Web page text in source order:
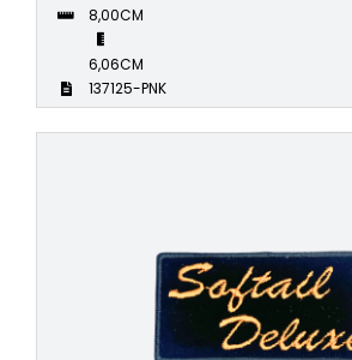
8,00CM
6,06CM
137125-PNK